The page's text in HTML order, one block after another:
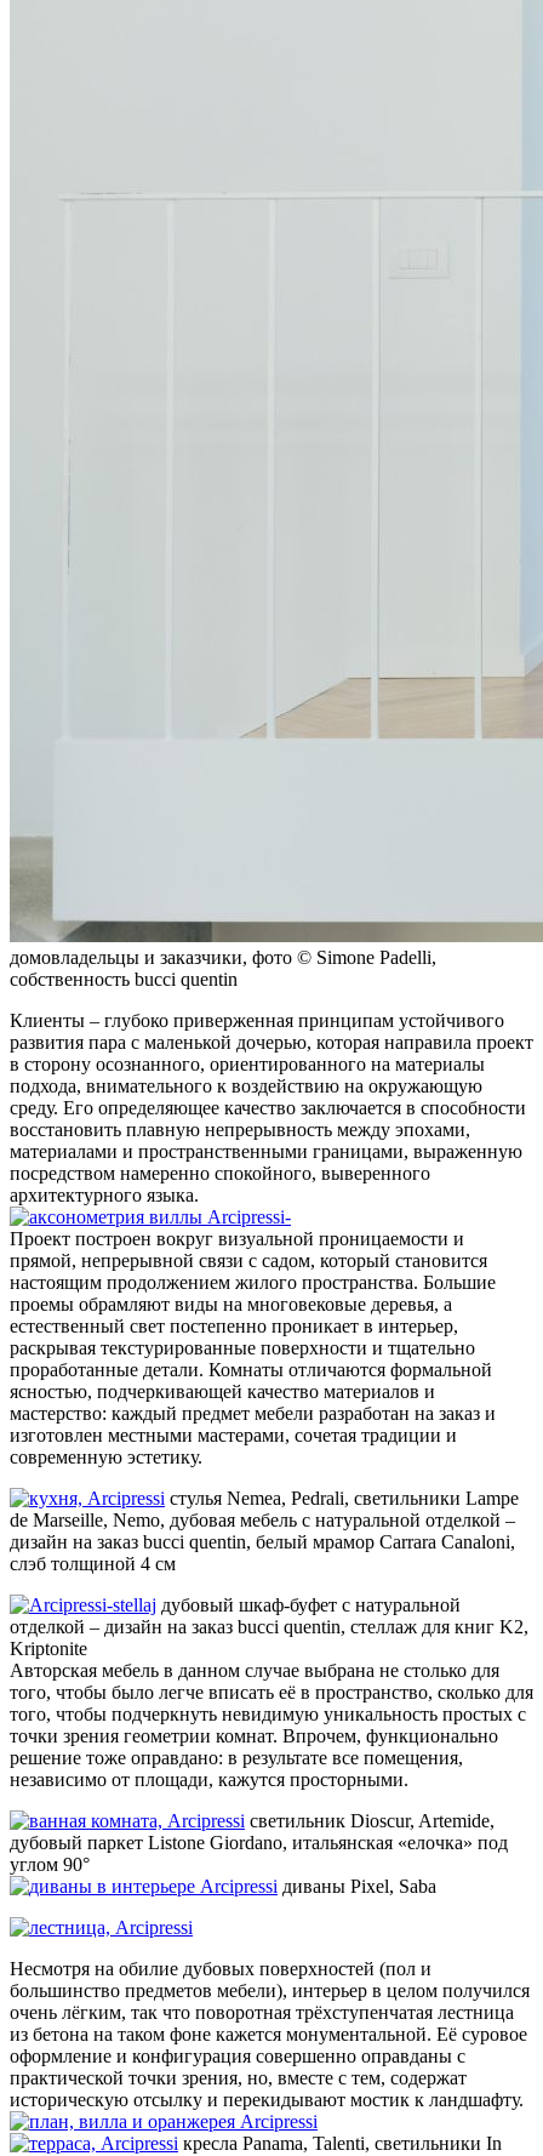
домовладельцы и заказчики, фото © Simone Padelli,
собственность bucci quentin
Клиенты – глубоко приверженная принципам устойчивого
развития пара с маленькой дочерью, которая направила проект
в сторону осознанного, ориентированного на материалы
подхода, внимательного к воздействию на окружающую
среду. Его определяющее качество заключается в способности
восстановить плавную непрерывность между эпохами,
материалами и пространственными границами, выраженную
посредством намеренно спокойного, выверенного
архитектурного языка.
Проект построен вокруг визуальной проницаемости и
прямой, непрерывной связи с садом, который становится
настоящим продолжением жилого пространства. Большие
проемы обрамляют виды на многовековые деревья, а
естественный свет постепенно проникает в интерьер,
раскрывая текстурированные поверхности и тщательно
проработанные детали. Комнаты отличаются формальной
ясностью, подчеркивающей качество материалов и
мастерство: каждый предмет мебели разработан на заказ и
изготовлен местными мастерами, сочетая традиции и
современную эстетику.
стулья Nemea, Pedrali, светильники Lampe
de Marseille, Nemo, дубовая мебель с натуральной отделкой –
дизайн на заказ bucci quentin, белый мрамор Carrara Canaloni,
слэб толщиной 4 см
дубовый шкаф-буфет с натуральной
отделкой – дизайн на заказ bucci quentin, стеллаж для книг K2,
Kriptonite
Авторская мебель в данном случае выбрана не столько для
того, чтобы было легче вписать её в пространство, сколько для
того, чтобы подчеркнуть невидимую уникальность простых с
точки зрения геометрии комнат. Впрочем, функционально
решение тоже оправдано: в результате все помещения,
независимо от площади, кажутся просторными.
светильник Dioscur, Artemide,
дубовый паркет Listone Giordano, итальянская «елочка» под
углом 90°
диваны Pixel, Saba
Несмотря на обилие дубовых поверхностей (пол и
большинство предметов мебели), интерьер в целом получился
очень лёгким, так что поворотная трёхступенчатая лестница
из бетона на таком фоне кажется монументальной. Её суровое
оформление и конфигурация совершенно оправданы с
практической точки зрения, но, вместе с тем, содержат
историческую отсылку и перекидывают мостик к ландшафту.
кресла Panama, Talenti, светильники In